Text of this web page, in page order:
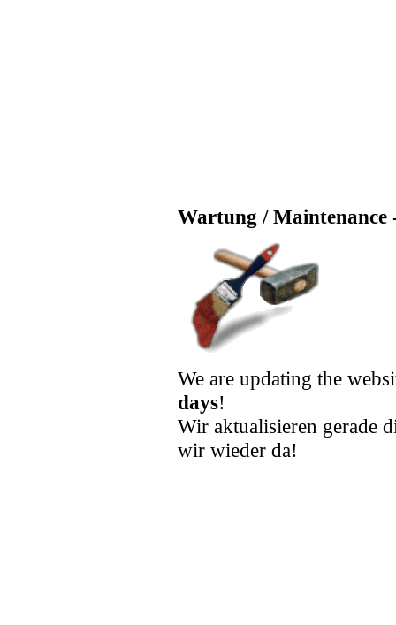
Wartung / Maintenance
We are updating the
days!
Wir aktualisieren gerade
wir wieder da!